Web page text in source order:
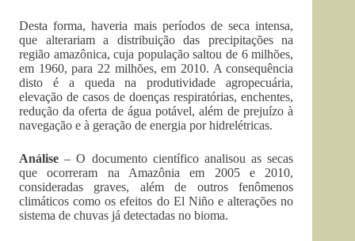
Desta forma, haveria mais períodos de seca intensa,
que alterariam a distribuição das precipitações na
região amazônica, cuja população saltou de 6 milhões,
em 1960, para 22 milhões, em 2010. A consequência
disto é a queda na produtividade agropecuária,
elevação de casos de doenças respiratórias, enchentes,
redução da oferta de água potável, além de prejuízo à
navegação e à geração de energia por hidrelétricas.
Análise – O documento científico analisou as secas
que ocorreram na Amazônia em 2005 e 2010,
consideradas graves, além de outros fenômenos
climáticos como os efeitos do El Niño e alterações no
sistema de chuvas já detectadas no bioma.